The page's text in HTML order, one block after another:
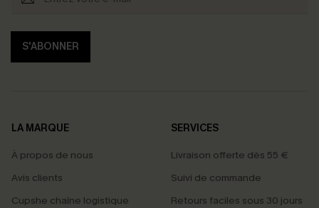
S'ABONNER
LA MARQUE
À propos de nous
Avis clients
Cupshe chaîne logistique
SERVICES
Livraison offerte dès 55 €
Suivi de commande
Retours faciles sous 30 jours